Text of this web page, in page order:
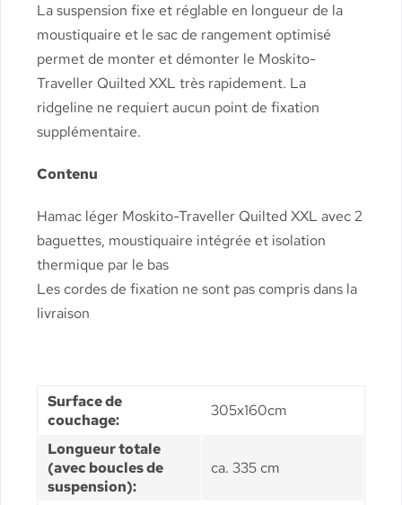
La suspension fixe et réglable en longueur de la
moustiquaire et le sac de rangement optimisé
permet de monter et démonter le Moskito-
Traveller Quilted XXL très rapidement. La
ridgeline ne requiert aucun point de fixation
supplémentaire.
Contenu
Hamac léger Moskito-Traveller Quilted XXL avec 2
baguettes, moustiquaire intégrée et isolation
thermique par le bas
Les cordes de fixation ne sont pas compris dans la
livraison
Surface de
couchage:
305x160cm
Longueur totale
(avec boucles de
suspension):
ca. 335 cm